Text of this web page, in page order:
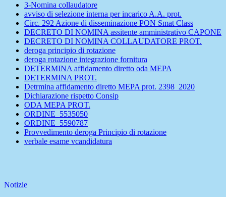
3-Nomina collaudatore
avviso di selezione interna per incarico A.A. prot.
Circ. 292 Azione di disseminazione PON Smat Class
DECRETO DI NOMINA assitente amministrativo CAPONE
DECRETO DI NOMINA COLLAUDATORE PROT.
deroga principio di rotazione
deroga rotazione integrazione fornitura
DETERMINA affidamento diretto oda MEPA
DETERMINA PROT.
Detrmina affidamento diretto MEPA prot. 2398_2020
Dichiarazione rispetto Consip
ODA MEPA PROT.
ORDINE_5535050
ORDINE_5590787
Provvedimento deroga Principio di rotazione
verbale esame vcandidatura
Notizie